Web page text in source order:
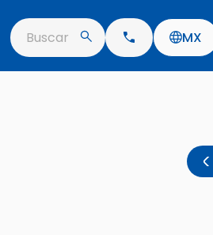
Buscar MX